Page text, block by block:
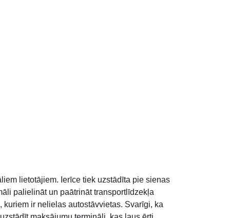
lietotājiem. Ierīce tiek uzstādīta pie sienas
palielināt un paātrināt transportlīdzekļa
ir nelielas autostāvvietas. Svarīgi, ka